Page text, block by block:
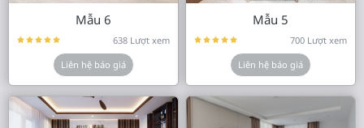
Mẫu 6
638 Lượt xem
Liên hệ báo giá
Mẫu 5
700 Lượt xem
Liên hệ báo giá